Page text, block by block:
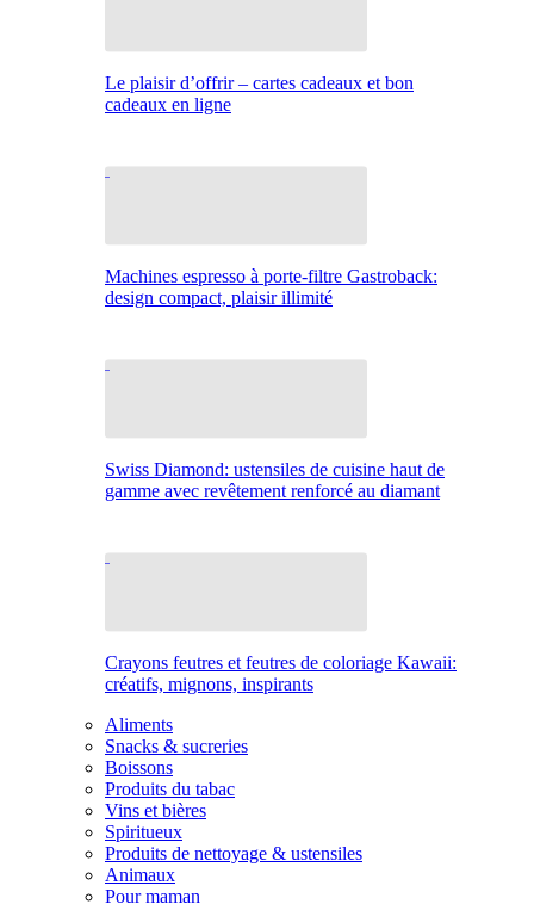
Le plaisir d’offrir – cartes cadeaux et bon
cadeaux en ligne
Machines espresso à porte-filtre Gastroback:
design compact, plaisir illimité
Swiss Diamond: ustensiles de cuisine haut de
gamme avec revêtement renforcé au diamant
Crayons feutres et feutres de coloriage Kawaii:
créatifs, mignons, inspirants
Aliments
Snacks & sucreries
Boissons
Produits du tabac
Vins et bières
Spiritueux
Produits de nettoyage & ustensiles
Animaux
Pour maman